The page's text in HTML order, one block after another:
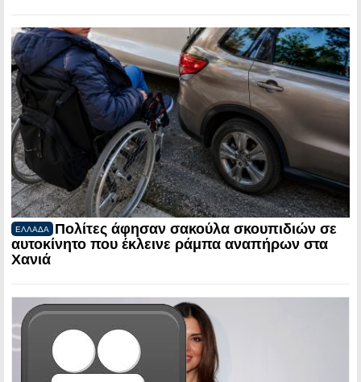
ΕΛΛΑΔΑ
Πολίτες άφησαν σακούλα σκουπιδιών σε
αυτοκίνητο που έκλεινε ράμπα αναπήρων στα
Χανιά